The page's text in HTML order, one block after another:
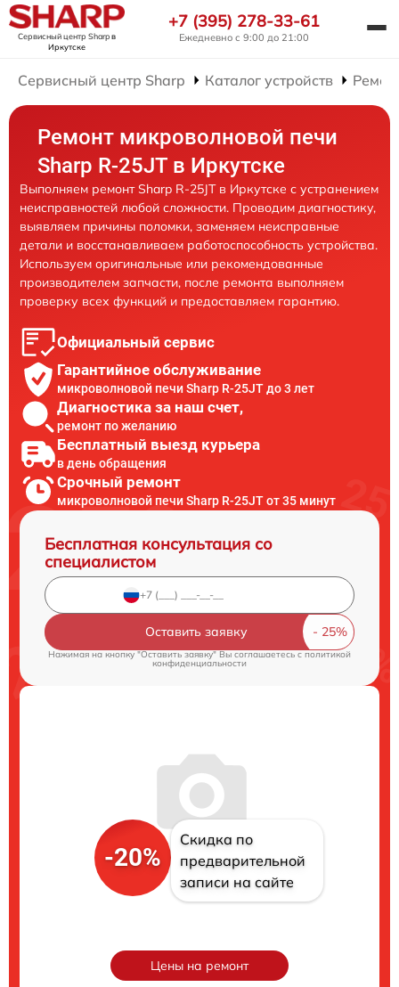
Сервисный центр Sharpв
Иркутске
+7 (395) 278-33-61
Ежедневно с 9:00 до 21:00
Сервисный центр Sharp Каталог устройств
Ремонт микроволновой печи
Sharp R-25JT в Иркутске
Выполняем ремонт Sharp R-25JT в Иркутске с устранением
неисправностей любой сложности. Проводим диагностику,
выявляем причины поломки, заменяем неисправные
детали и восстанавливаем работоспособность устройства.
Используем оригинальные или рекомендованные
производителем запчасти, после ремонта выполняем
проверку всех функций и предоставляем гарантию.
Официальный сервис
Гарантийное обслуживание
микроволновой печи Sharp R-25JT до 3 лет
Диагностика за наш счет,
ремонт по желанию
Бесплатный выезд курьера
в день обращения
Срочный ремонт
микроволновой печи Sharp R-25JT от 35 минут
Бесплатная консультация со
специалистом
Оставить заявку
Нажимая на кнопку "Оставить заявку" Вы соглашаетесь cполитикой
конфиденциальности
-20%
Скидка по
предварительной
записи на сайте
Цены на ремонт